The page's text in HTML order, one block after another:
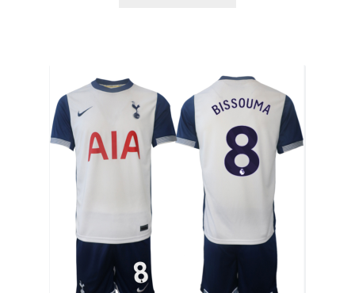
Možnosti
lahko
izberete
na
strani
izdelka